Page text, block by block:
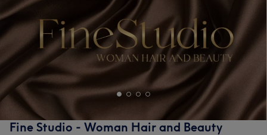
Fine Studio - Woman Hair and Beauty